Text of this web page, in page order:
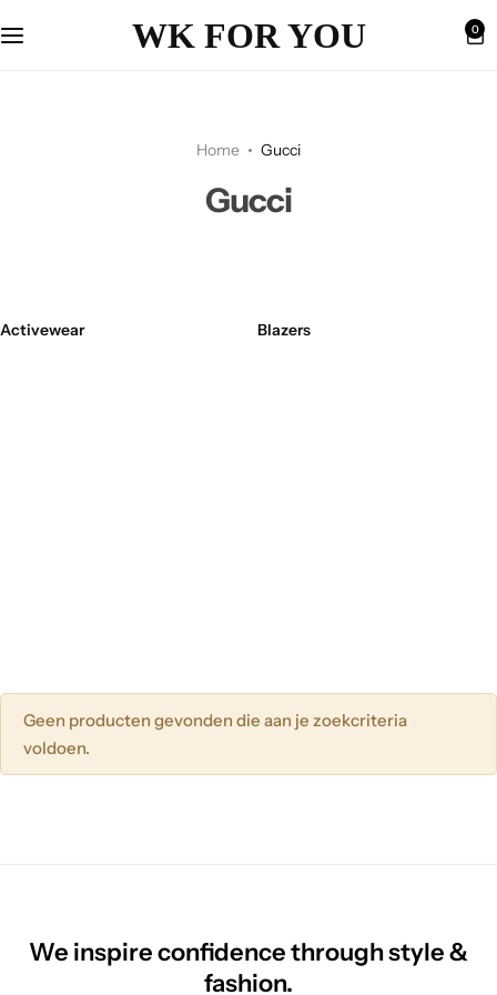
WK FOR YOU 0
Home Gucci
Gucci
Activewear Blazers
Geen producten gevonden die aan je zoekcriteria
voldoen.
We inspire confidence through style &
fashion.